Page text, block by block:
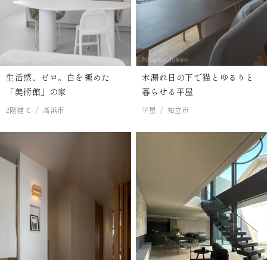
生活感、ゼロ。白を極めた
「美術館」の家
2階建て 高浜市
木漏れ日の下で猫とゆるりと
暮らせる平屋
平屋 知立市